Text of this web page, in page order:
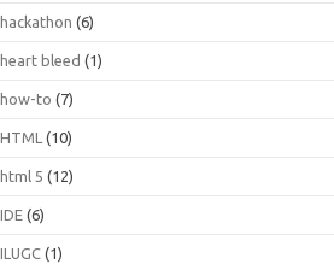
hackathon (6)
heart bleed (1)
how-to (7)
HTML (10)
html 5 (12)
IDE (6)
ILUGC (1)